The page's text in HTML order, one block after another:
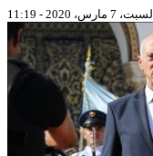
7 مارس، 2020 - 11:19